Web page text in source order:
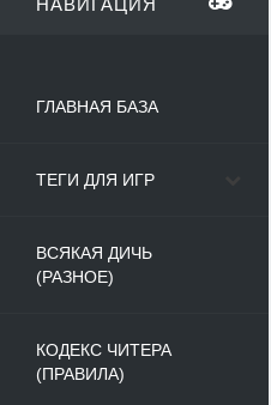
НАВИГАЦИЯ
ГЛАВНАЯ БАЗА
ТЕГИ ДЛЯ ИГР
ВСЯКАЯ ДИЧЬ
(РАЗНОЕ)
КОДЕКС ЧИТЕРА
(ПРАВИЛА)